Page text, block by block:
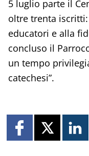
5 luglio parte il
oltre trenta iscritti:
educatori e alla
concluso il
un tempo
catechesi”.